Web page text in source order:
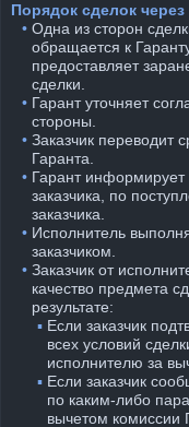
Порядок сделок через
⠀• Одна из сторон
обращается к
предоставляет
сделки.
⠀• Гарант уточняет
стороны.
⠀• Заказчик переводит
Гаранта.
⠀• Гарант информирует
заказчика, по
заказчика.
⠀• Исполнитель
заказчиком.
⠀• Заказчик от
качество предмета
результате:
⠀ ▪︎ Если заказчик
всех условий
исполнителю за
⠀ ▪︎ Если заказчик
по каким-либо
вычетом комиссии